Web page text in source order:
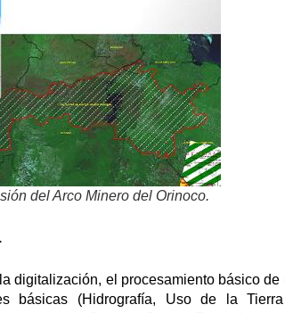
del Arco Minero del Orinoco.
digitalización, el procesamiento básico
básicas (Hidrografía, Uso de la